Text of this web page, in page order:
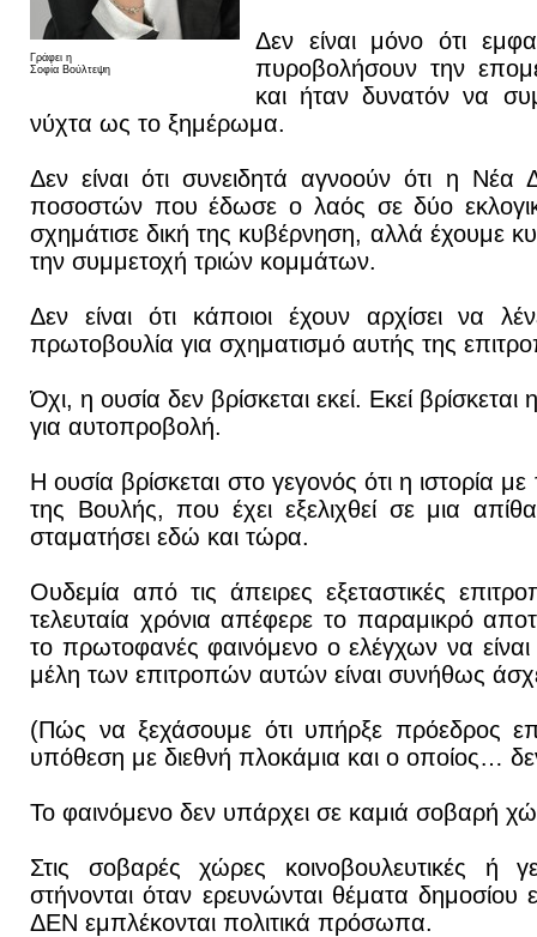
Γράφει η
Σοφία Βούλτεψη
Δεν είναι μόνο ότι
πυροβολήσουν την
και ήταν δυνατόν να
νύχτα ως το ξημέρωμα.
Δεν είναι ότι συνειδητά αγνοούν ότι η Νέα
ποσοστών που έδωσε ο λαός σε δύο
σχημάτισε δική της κυβέρνηση, αλλά έχουμε
την συμμετοχή τριών κομμάτων.
Δεν είναι ότι κάποιοι έχουν αρχίσει να
πρωτοβουλία για σχηματισμό αυτής της
Όχι, η ουσία δεν βρίσκεται εκεί. Εκεί
για αυτοπροβολή.
Η ουσία βρίσκεται στο γεγονός ότι η ιστορία με
της Βουλής, που έχει εξελιχθεί σε μια
σταματήσει εδώ και τώρα.
Ουδεμία από τις άπειρες εξεταστικές
τελευταία χρόνια απέφερε το παραμικρό
το πρωτοφανές φαινόμενο ο ελέγχων να
μέλη των επιτροπών αυτών είναι συνήθως
(Πώς να ξεχάσουμε ότι υπήρξε πρόεδρος
υπόθεση με διεθνή πλοκάμια και ο οποίος…
Το φαινόμενο δεν υπάρχει σε καμιά σοβαρή
Στις σοβαρές χώρες κοινοβουλευτικές ή
στήνονται όταν ερευνώνται θέματα δημοσίου
ΔΕΝ εμπλέκονται πολιτικά πρόσωπα.